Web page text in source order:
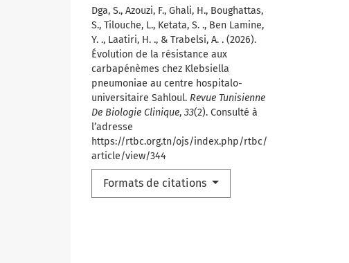
Dga, S., Azouzi, F., Ghali, H., Boughattas,
S., Tilouche, L., Ketata, S. ., Ben Lamine,
Y. ., Laatiri, H. ., & Trabelsi, A. . (2026).
Évolution de la résistance aux
carbapénèmes chez Klebsiella
pneumoniae au centre hospitalo-
universitaire Sahloul. Revue Tunisienne
De Biologie Clinique, 33(2). Consulté à
l’adresse
https://rtbc.org.tn/ojs/index.php/rtbc/
article/view/344
Formats de citations